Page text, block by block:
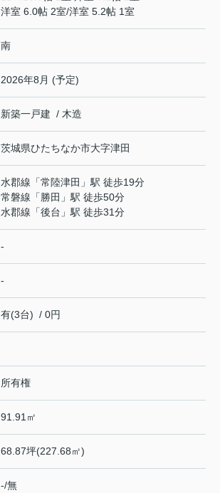
洋室 6.0帖 2室/洋室 5.2帖 1室
南
2026年8月 (予定)
新築一戸建 / 木造
茨城県ひたちなか市大字津田
水郡線 「常陸津田 」駅 徒歩19分
常磐線 「 勝田 」駅 徒歩50分
水郡線 「後台 」駅 徒歩31分
-
-
有(3台) / 0円
所有権
91.91㎡
68.87坪(227.68㎡)
-/無